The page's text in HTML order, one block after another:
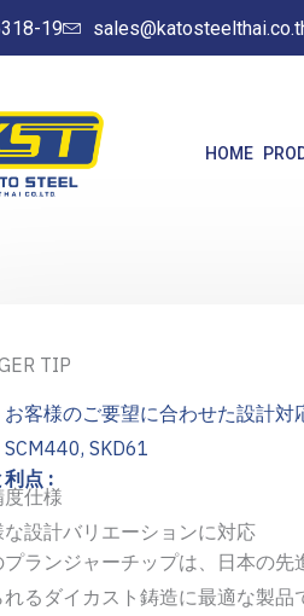
19
HOME
TIP
客様のご要望に合わせた設計対
SCM440, SKD61
点 :
度仕様
な設計バリエーションに対応
プランジャーチップは、日本の
るダイカスト鋳造に最適な製品